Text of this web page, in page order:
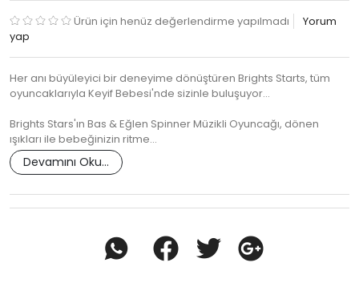
Ürün için henüz değerlendirme yapılmadı
Yorum
yap
Her anı büyüleyici bir deneyime dönüştüren Brights Starts, tüm
oyuncaklarıyla Keyif Bebesi'nde sizinle buluşuyor...
Brights Stars'ın Bas & Eğlen Spinner Müzikli Oyuncağı, dönen
ışıkları ile bebeğinizin ritme…
Devamını Oku...